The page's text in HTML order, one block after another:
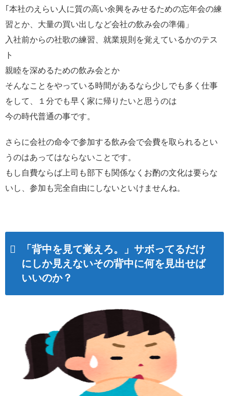
｢本社のえらい人に質の高い余興をみせるための忘年会の練
習とか、大量の買い出しなど会社の飲み会の準備」
入社前からの社歌の練習、就業規則を覚えているかのテス
ト
親睦を深めるための飲み会とか
そんなことをやっている時間があるなら少しでも多く仕事
をして、１分でも早く家に帰りたいと思うのは
今の時代普通の事です。
さらに会社の命令で参加する飲み会で会費を取られるとい
うのはあってはならないことです。
もし自費ならば上司も部下も関係なくお酌の文化は要らな
いし、参加も完全自由にしないといけませんね。
「背中を見て覚えろ。」サボってるだけ
にしか見えないその背中に何を見出せば
いいのか？